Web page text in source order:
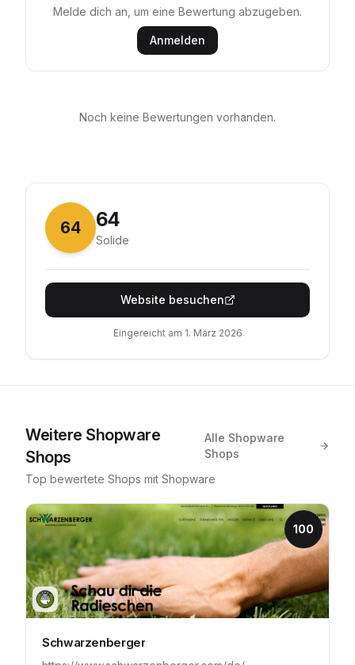
Melde dich an, um eine Bewertung abzugeben.
Anmelden
Noch keine Bewertungen vorhanden.
64 64
Solide
Website besuchen
Eingereicht am 1. März 2026
Weitere Shopware
Shops
Alle Shopware
Shops
Top bewertete Shops mit Shopware
100
Schwarzenberger